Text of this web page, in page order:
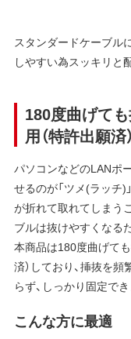
スタンダードケーブル
しやすい為スッキリと
180度曲げても
用（特許出願済）
パソコンなどのLANポ
せるのが「ツメ(ラッチ)
が折れて取れてしまう
ブルは抜けやすくなる
本商品は180度曲げても
済）しており、挿抜を
らず、しっかり固定でき
こんな方に最適